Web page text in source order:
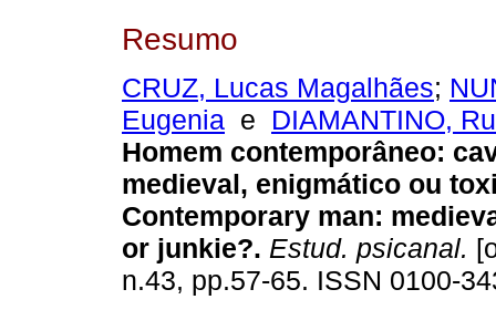
Resumo
CRUZ, Lucas Magalhães;
Eugenia e DIAMANTINO,
Homem contemporâneo:
medieval, enigmático ou
Contemporary man:
or junkie?. Estud. psicanal.
n.43, pp.57-65. ISSN 0100-